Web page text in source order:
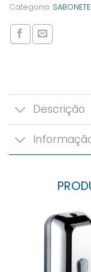
Categoria:
Descrição